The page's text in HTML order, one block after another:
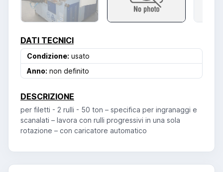
DATI TECNICI
Condizione: usato
Anno: non definito
DESCRIZIONE
per filetti - 2 rulli - 50 ton – specifica per ingranaggi e
scanalati – lavora con rulli progressivi in una sola
rotazione – con caricatore automatico